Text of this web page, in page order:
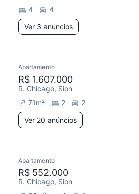
4
4
Ver 3 anúncios
Redecorar
Apartamento
R$ 1.607.000
R. Chicago, Sion
71m² 2
2
Ver 20 anúncios
Redecorar
Apartamento
R$ 552.000
R. Chicago, Sion